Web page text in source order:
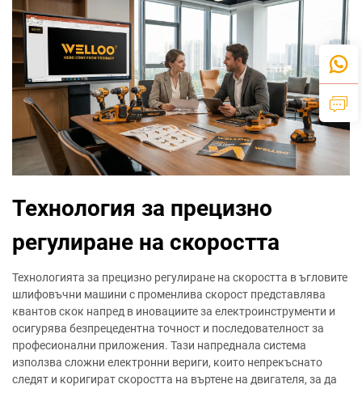
Технология за прецизно
регулиране на скоростта
Технологията за прецизно регулиране на скоростта в ъгловите
шлифовъчни машини с променлива скорост представлява
квантов скок напред в иновациите за електроинструменти и
осигурява безпрецедентна точност и последователност за
професионални приложения. Тази напреднала система
използва сложни електронни вериги, които непрекъснато
следят и коригират скоростта на въртене на двигателя, за да